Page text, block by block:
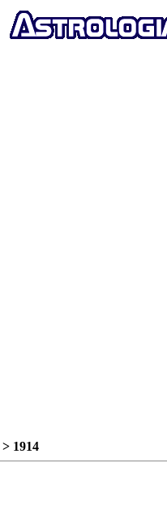
> 1914